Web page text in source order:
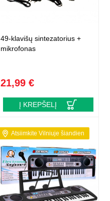
49-klavišų sintezatorius +
mikrofonas
21,99 €
Į KREPŠELĮ
Atsiimkite Vilniuje šiandien